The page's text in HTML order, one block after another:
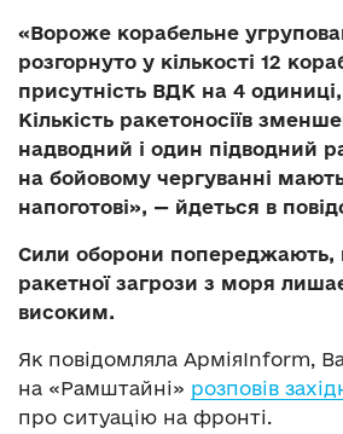
«Вороже корабельне
розгорнуто у кількості 12
присутність ВДК на 4
Кількість ракетоносіїв
надводний і один підводний
на бойовому чергуванні мають
напоготові», — йдеться в
Сили оборони попереджають,
ракетної загрози з моря
високим.
Як повідомляла АрміяInform,
на «Рамштайні» розповів
про ситуацію на фронті.